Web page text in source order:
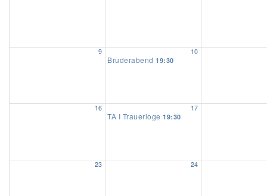
9 10
Bruderabend 19:30
16 17
TA I Trauerloge 19:30
23 24